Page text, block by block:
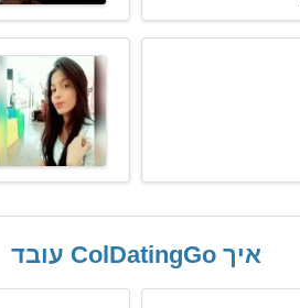
איך ColDatingGo עובד